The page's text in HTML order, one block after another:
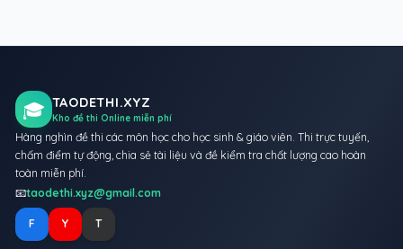
🎓 TAODETHI.XYZ
Kho đề thi Online miễn phí
Hàng nghìn đề thi các môn học cho học sinh & giáo viên. Thi trực tuyến,
chấm điểm tự động, chia sẻ tài liệu và đề kiểm tra chất lượng cao hoàn
toàn miễn phí.
📧taodethi.xyz@gmail.com
F Y T